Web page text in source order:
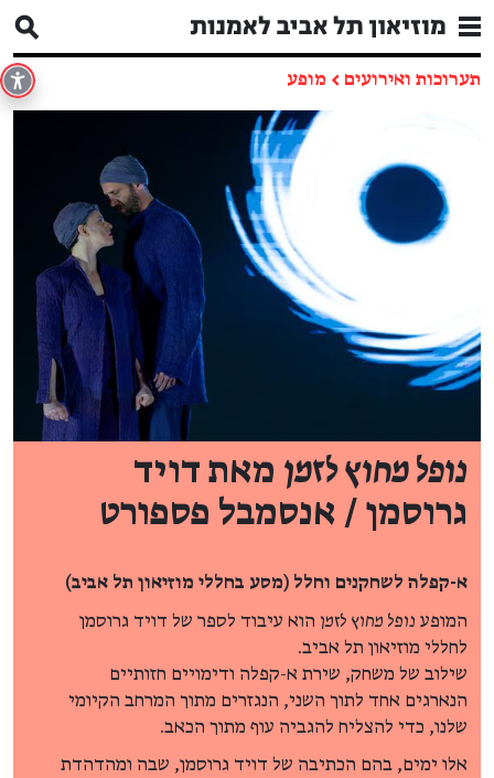
תערוכות ואירועים ← מופע
נופל מחוץ לזמן מאת דויד
גרוסמן / אנסמבל פספורט
א-קפלה לשחקנים וחלל (מסע בחללי מוזיאון תל אביב)
המופע נופל מחוץ לזמן הוא עיבוד לספר של דויד גרוסמן
לחללי מוזיאון תל אביב.
שילוב של משחק, שירת א-קפלה ודימויים חזותיים
הנארגים אחד לתוך השני, הנגזרים מתוך המרחב הקיומי
שלנו, כדי להצליח להגביה עוף מתוך הכאב.
אלו ימים, בהם הכתיבה של דויד גרוסמן, שבה ומהדהדת